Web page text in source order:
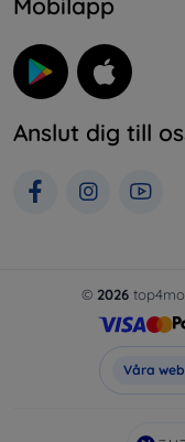
Mobilapp
Anslut dig till
© 2026
Våra